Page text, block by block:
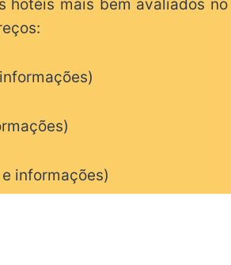
hotéis mais bem avaliados no
informações)